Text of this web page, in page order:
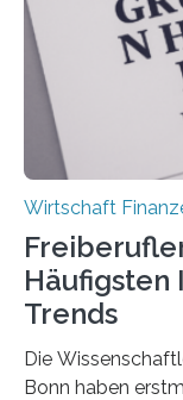
über 50 Jahre alt
bereits
Wirtschaft
Häufigsten
Trends
Die
Bonn haben